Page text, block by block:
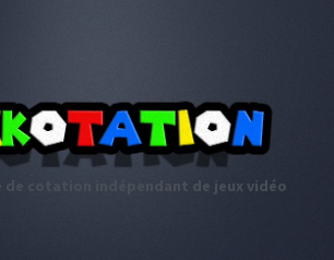
de cotation indépendant de jeux vidéo